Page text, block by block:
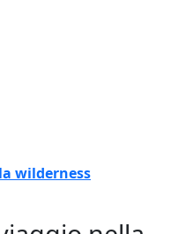
wilderness